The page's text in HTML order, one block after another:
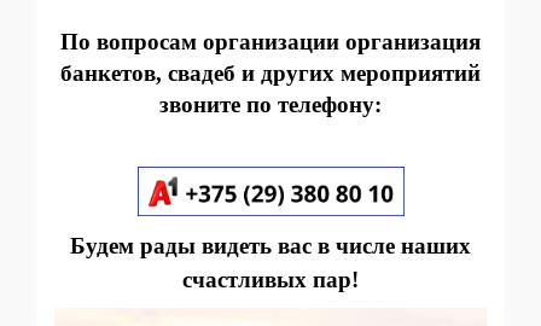
По вопросам организации организация
банкетов, свадеб и других мероприятий
звоните по телефону:
Будем рады видеть вас в числе наших
счастливых пар!